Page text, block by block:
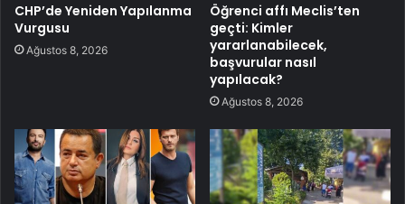
CHP’de Yeniden Yapılanma
Vurgusu
Ağustos 8, 2026
Öğrenci affı Meclis’ten
geçti: Kimler
yararlanabilecek,
başvurular nasıl
yapılacak?
Ağustos 8, 2026